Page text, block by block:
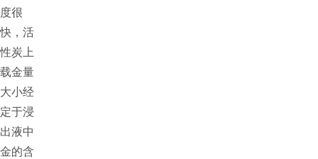
度很
快，活
性炭上
载金量
大小经
定于浸
出液中
金的含